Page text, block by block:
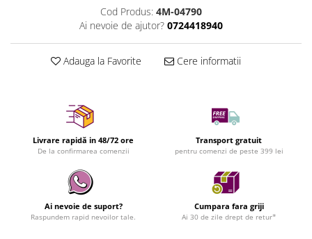
Cod Produs: 4M-04790
Ai nevoie de ajutor? 0724418940
Adauga la Favorite Cere informatii
Livrare rapidă in 48/72 ore
De la confirmarea comenzii
Transport gratuit
pentru comenzi de peste 399 lei
Ai nevoie de suport?
Raspundem rapid nevoilor tale.
Cumpara fara griji
Ai 30 de zile drept de retur*